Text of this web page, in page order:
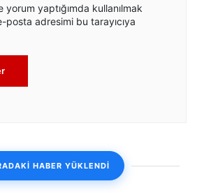
yaptığımda kullanılmak
posta adresimi bu tarayıcıya
HABER YÜKLENDİ